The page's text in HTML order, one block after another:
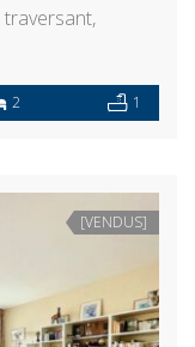
traversant,
2 1
[VENDUS]